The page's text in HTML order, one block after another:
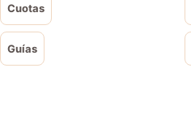
Cuotas
Guías